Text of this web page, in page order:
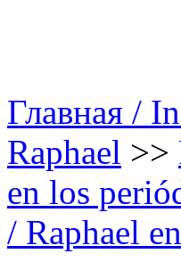
Главная /
Raphael >>
en los
/ Raphael